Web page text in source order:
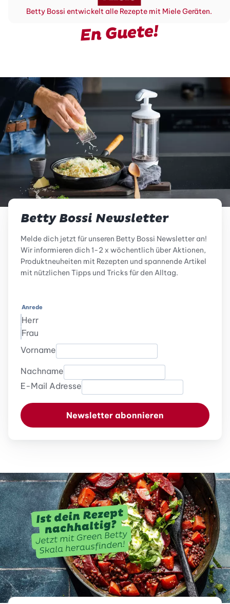
Betty Bossi entwickelt alle Rezepte mit Miele Geräten.
En Guete!
Betty Bossi Newsletter
Melde dich jetzt für unseren Betty Bossi Newsletter an!
Wir informieren dich 1-2 x wöchentlich über Aktionen,
Produktneuheiten mit Rezepten und spannende Artikel
mit nützlichen Tipps und Tricks für den Alltag.
Anrede
Herr
Frau
Vorname
Nachname
E-Mail Adresse
Newsletter abonnieren